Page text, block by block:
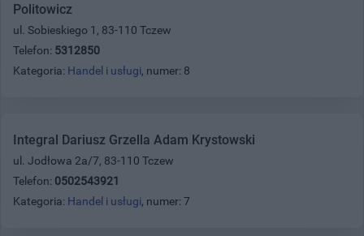
Politowicz
ul. Sobieskiego 1, 83-110 Tczew
Telefon: 5312850
Kategoria: Handel i usługi, numer: 8
Integral Dariusz Grzella Adam Krystowski
ul. Jodłowa 2a/7, 83-110 Tczew
Telefon: 0502543921
Kategoria: Handel i usługi, numer: 7